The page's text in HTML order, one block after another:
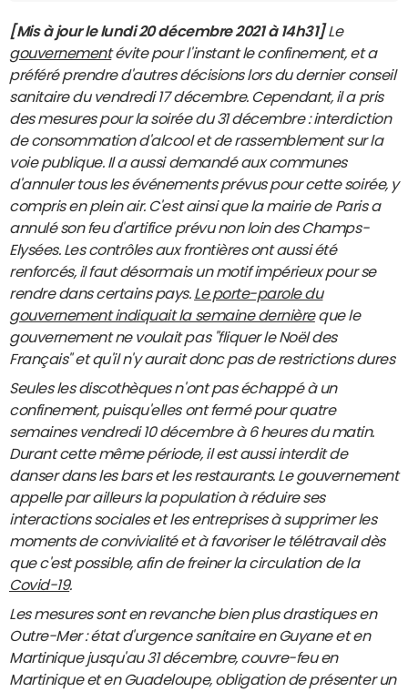
[Mis à jour le lundi 20 décembre 2021 à 14h31]Le
gouvernementévite pour l'instant le confinement, et a
préféré prendre d'autres décisions lors du dernier conseil
sanitaire du vendredi 17 décembre. Cependant, il a pris
des mesures pour la soirée du 31 décembre : interdiction
de consommation d'alcool et de rassemblement sur la
voie publique. Il a aussi demandé aux communes
d'annuler tous les événements prévus pour cette soirée, y
compris en plein air. C'est ainsi que la mairie de Paris a
annulé son feu d'artifice prévu non loin des Champs-
Elysées. Les contrôles aux frontières ont aussi été
renforcés, il faut désormais un motif impérieux pour se
rendre dans certains pays. Le porte-parole du
gouvernement indiquait la semaine dernièreque le
gouvernement ne voulait pas "fliquer le Noël des
Français" et qu'il n'y aurait donc pas de restrictions dures
Seules les discothèques n'ont pas échappé à un
confinement, puisqu'elles ont fermé pour quatre
semaines vendredi 10 décembre à 6 heures du matin.
Durant cette même période, il est aussi interdit de
danser dans les bars et les restaurants. Le gouvernement
appelle par ailleurs la population à réduire ses
interactions sociales et les entreprises à supprimer les
moments de convivialité et à favoriser le télétravail dès
que c'est possible, afin de freiner la circulation de la
Covid-19.
Les mesures sont en revanche bien plus drastiques en
Outre-Mer : état d'urgence sanitaire en Guyane et en
Martinique jusqu'au 31 décembre, couvre-feu en
Martinique et en Guadeloupe, obligation de présenter un